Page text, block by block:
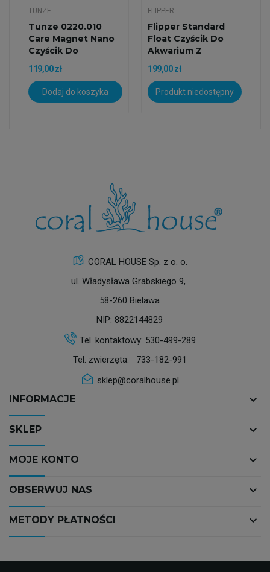
TUNZE
Tunze 0220.010
Care Magnet Nano
Czyścik Do
Akwarium
119,00 zł
Dodaj do koszyka
FLIPPER
Flipper Standard
Float Czyścik Do
Akwarium Z
Ostrzem
199,00 zł
Produkt niedostępny
CORAL HOUSE Sp. z o. o.
ul. Władysława Grabskiego 9,
58-260 Bielawa
NIP: 8822144829
Tel. kontaktowy: 530-499-289
Tel. zwierzęta: 733-182-991
sklep@coralhouse.pl
INFORMACJE keyboard_arrow_down
SKLEP keyboard_arrow_down
MOJE KONTO keyboard_arrow_down
OBSERWUJ NAS keyboard_arrow_down
METODY PŁATNOŚCI keyboard_arrow_down